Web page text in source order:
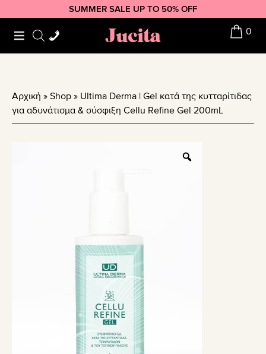
to
primary
to
main
to
footer
SUMMER SALE UP TO 50% OFF
Jucita 0
Αρχική » Shop » Ultima Derma | Gel κατά της κυτταρίτιδας
για αδυνάτισμα & σύσφιξη Cellu Refine Gel 200mL